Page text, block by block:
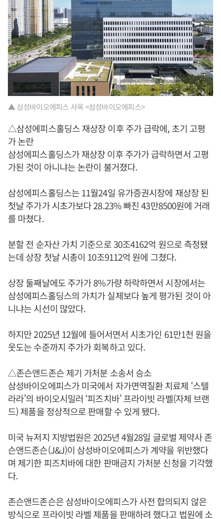
▲ 삼성바이오에피스 사옥 <삼성바이오에피스>
△삼성에피스홀딩스 재상장 이후 주가 급락에, 초기 고평
가 논란
삼성에피스홀딩스가 재상장 이후 주가가 급락하면서 고평
가된 것이 아니냐는 논란이 불거졌다.
삼성에피스홀딩스는 11월24일 유가증권시장에 재상장 된
첫날 주가가 시초가보다 28.23% 빠진 43만8500원에 거래
를 마쳤다.
분할 전 순자산 가치 기준으로 30조4162억 원으로 측정됐
는데 상장 첫날 시총이 10조9112억 원에 그쳤다.
상장 둘째날에도 주가가 8%가량 하락하면서 시장에서는
삼성에피스홀딩스의 가치가 실제보다 높게 평가된 것이 아
니냐는 시선이 많았다.
하지만 2025년 12월에 들어서면서 시초가인 61만1천 원을
웃도는 수준까지 주가가 회복하고 있다.
△존슨앤드존슨 제기 가처분 소송서 승소
삼성바이오에피스가 미국에서 자가면역질환 치료제 ‘스텔
라라’의 바이오시밀러 ‘피즈치바’ 프라이빗 라벨(자체 브랜
드) 제품을 정상적으로 판매할 수 있게 됐다.
미국 뉴저지 지방법원은 2025년 4월28일 글로벌 제약사 존
슨앤드존슨(J&J)이 삼성바이오에피스가 계약을 위반했다
며 제기한 피즈치바에 대한 판매금지 가처분 신청을 기각했
다.
존슨앤드존슨은 삼성바이오에피스가 사전 합의되지 않은
방식으로 프라이빗 라벨 제품을 판매하려 했다고 법원에 소